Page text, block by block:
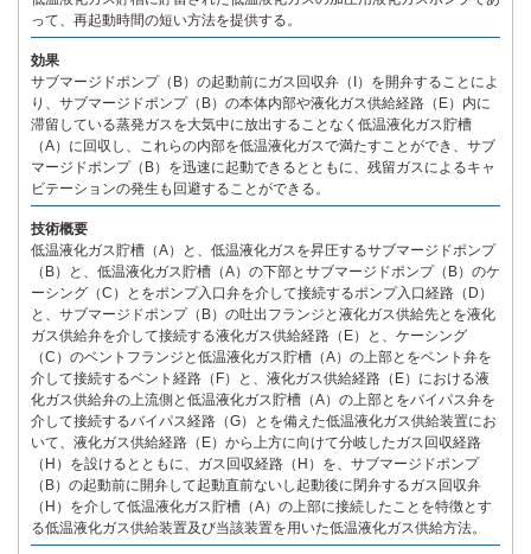
って、再起動時間の短い方法を提供する。
効果
サブマージドポンプ（B）の起動前にガス回収弁（I）を開弁することによ
り、サブマージドポンプ（B）の本体内部や液化ガス供給経路（E）内に
滞留している蒸発ガスを大気中に放出することなく低温液化ガス貯槽
（A）に回収し、これらの内部を低温液化ガスで満たすことができ、サブ
マージドポンプ（B）を迅速に起動できるとともに、残留ガスによるキャ
ビテーションの発生も回避することができる。
技術概要
低温液化ガス貯槽（A）と、低温液化ガスを昇圧するサブマージドポンプ
（B）と、低温液化ガス貯槽（A）の下部とサブマージドポンプ（B）のケ
ーシング（C）とをポンプ入口弁を介して接続するポンプ入口経路（D）
と、サブマージドポンプ（B）の吐出フランジと液化ガス供給先とを液化
ガス供給弁を介して接続する液化ガス供給経路（E）と、ケーシング
（C）のベントフランジと低温液化ガス貯槽（A）の上部とをベント弁を
介して接続するベント経路（F）と、液化ガス供給経路（E）における液
化ガス供給弁の上流側と低温液化ガス貯槽（A）の上部とをバイパス弁を
介して接続するバイパス経路（G）とを備えた低温液化ガス供給装置にお
いて、液化ガス供給経路（E）から上方に向けて分岐したガス回収経路
（H）を設けるとともに、ガス回収経路（H）を、サブマージドポンプ
（B）の起動前に開弁して起動直前ないし起動後に閉弁するガス回収弁
（H）を介して低温液化ガス貯槽（A）の上部に接続したことを特徴とす
る低温液化ガス供給装置及び当該装置を用いた低温液化ガス供給方法。